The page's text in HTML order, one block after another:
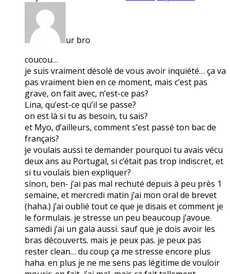
ur bro
coucou…
je suis vraiment désolé de vous avoir inquiété… ça va
pas vraiment bien en ce moment, mais c’est pas
grave, on fait avec, n’est-ce pas?
Lina, qu’est-ce qu’il se passe?
on est là si tu as besoin, tu sais?
et Myo, d’ailleurs, comment s’est passé ton bac de
français?
je voulais aussi te demander pourquoi tu avais vécu
deux ans au Portugal, si c’était pas trop indiscret, et
si tu voulais bien expliquer?
sinon, ben- j’ai pas mal rechuté depuis à peu près 1
semaine, et mercredi matin j’ai mon oral de brevet
(haha.) j’ai oublié tout ce que je disais et comment je
le formulais. je stresse un peu beaucoup j’avoue.
samedi j’ai un gala aussi. sauf que je dois avoir les
bras découverts. mais je peux pas. je peux pas
rester clean… du coup ça me stresse encore plus
haha. en plus je ne me sens pas légitime de vouloir